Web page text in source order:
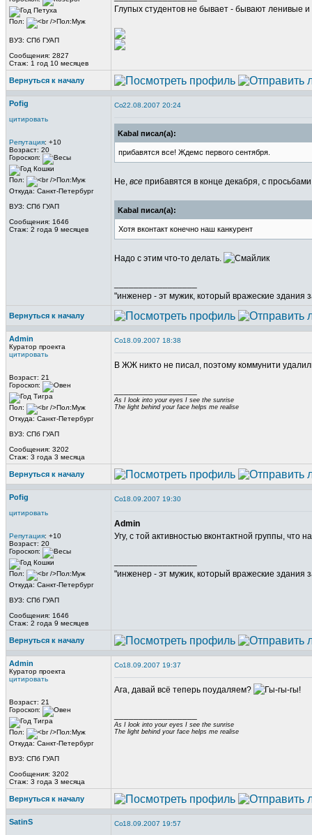
Пол:
ВУЗ: СПб ГУАП
Сообщения: 2827
Стаж: 1 год 10 месяцев
Глупых студентов не бывает - бывают ленивые
Вернуться к началу
Pofig
цитировать
Репутация: +10
Возраст: 20
Гороскоп:
Пол:
Откуда: Санкт-Петербург
ВУЗ: СПб ГУАП
Сообщения: 1646
Стаж: 2 года 9 месяцев
22.08.2007 20:24
Kabal писал(а):
прибавятся все! Ждемс первого сентября.
Не, все прибавятся в конце декабря, с
Kabal писал(а):
Хотя вконтакт конечно наш канкурент
Надо с этим что-то делать.
"инженер - эт мужик, который вражеские здания
Вернуться к началу
Admin
Куратор проекта
цитировать
Возраст: 21
Гороскоп:
Пол:
Откуда: Санкт-Петербург
ВУЗ: СПб ГУАП
Сообщения: 3202
Стаж: 3 года 3 месяца
18.09.2007 18:38
В ЖЖ никто не писал, поэтому коммунити
As I look into your eyes I see the sunrise
The light behind your face helps me realise
Вернуться к началу
Pofig
цитировать
Репутация: +10
Возраст: 20
Гороскоп:
Пол:
Откуда: Санкт-Петербург
ВУЗ: СПб ГУАП
Сообщения: 1646
Стаж: 2 года 9 месяцев
18.09.2007 19:30
Admin
Угу, с той активностью вконтактной группы, что
"инженер - эт мужик, который вражеские здания
Вернуться к началу
Admin
Куратор проекта
цитировать
Возраст: 21
Гороскоп:
Пол:
Откуда: Санкт-Петербург
ВУЗ: СПб ГУАП
Сообщения: 3202
Стаж: 3 года 3 месяца
18.09.2007 19:37
Ага, давай всё теперь поудаляем?
As I look into your eyes I see the sunrise
The light behind your face helps me realise
Вернуться к началу
SatinS 18.09.2007 19:57